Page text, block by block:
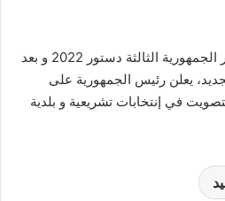
12- بعد المصادقة على دستور الجمهورية الثالثة دستور 2022 و بعد
يعلن رئيس الجمهورية على
في إنتخابات تشريعية و بلدية